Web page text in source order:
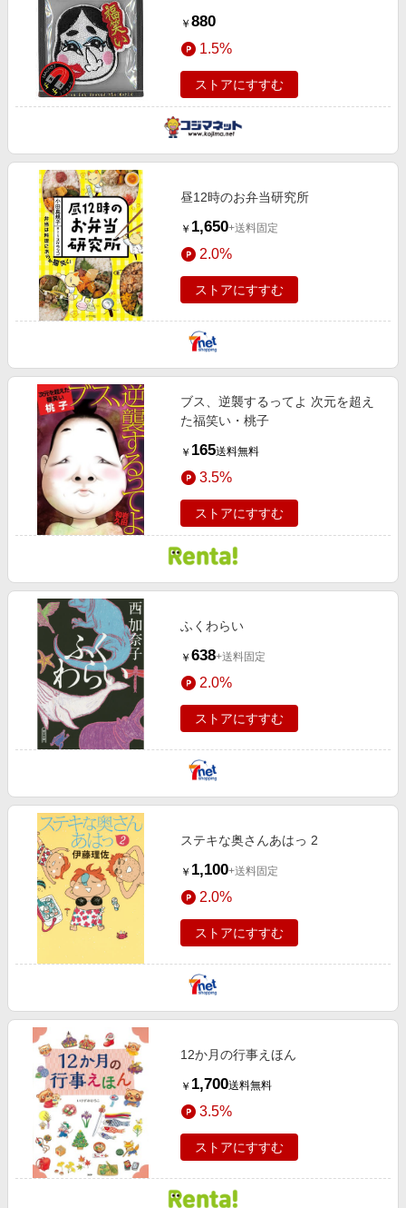
￥ 880
1.5%
ストアにすすむ
昼12時のお弁当研究所
￥ 1,650+送料固定
2.0%
ストアにすすむ
ブス、逆襲するってよ 次元を超え
た福笑い・桃子
￥ 165送料無料
3.5%
ストアにすすむ
ふくわらい
￥ 638+送料固定
2.0%
ストアにすすむ
ステキな奥さんあはっ 2
￥ 1,100+送料固定
2.0%
ストアにすすむ
12か月の行事えほん
￥ 1,700送料無料
3.5%
ストアにすすむ